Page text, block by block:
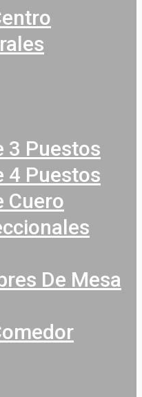
3 Puestos
4 Puestos
Cuero
De Mesa